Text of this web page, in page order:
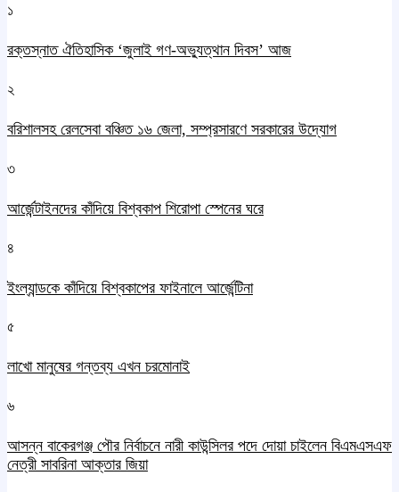
১
রক্তস্নাত ঐতিহাসিক ‌‘জুলাই গণ-অভ্যুত্থান দিবস’ আজ
২
বরিশালসহ রেলসেবা বঞ্চিত ১৬ জেলা, সম্প্রসারণে সরকারের উদ্যোগ
৩
আর্জেন্টাইনদের কাঁদিয়ে বিশ্বকাপ শিরোপা স্পেনের ঘরে
৪
ইংল্যান্ডকে কাঁদিয়ে বিশ্বকাপের ফাইনালে আর্জেন্টিনা
৫
লাখো মানুষের গন্তব্য এখন চরমোনাই
৬
আসন্ন বাকেরগঞ্জ পৌর নির্বাচনে নারী কাউন্সিলর পদে দোয়া চাইলেন বিএমএসএফ
নেত্রী সাবরিনা আক্তার জিয়া